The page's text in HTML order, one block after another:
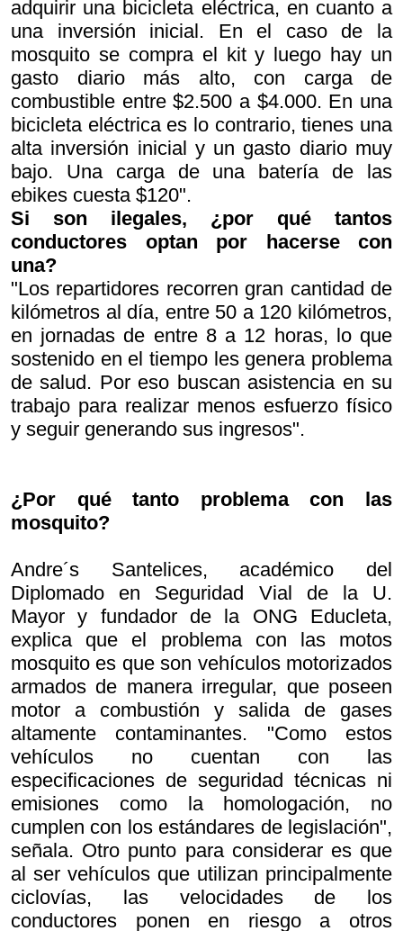
adquirir una bicicleta eléctrica, en cuanto a
una inversión inicial. En el caso de la
mosquito se compra el kit y luego hay un
gasto diario más alto, con carga de
combustible entre $2.500 a $4.000. En una
bicicleta eléctrica es lo contrario, tienes una
alta inversión inicial y un gasto diario muy
bajo. Una carga de una batería de las
ebikes cuesta $120".
Si son ilegales, ¿por qué tantos
conductores optan por hacerse con
una?
"Los repartidores recorren gran cantidad de
kilómetros al día, entre 50 a 120 kilómetros,
en jornadas de entre 8 a 12 horas, lo que
sostenido en el tiempo les genera problema
de salud. Por eso buscan asistencia en su
trabajo para realizar menos esfuerzo físico
y seguir generando sus ingresos".
¿Por qué tanto problema con las
mosquito?
Andre´s Santelices, académico del
Diplomado en Seguridad Vial de la U.
Mayor y fundador de la ONG Educleta,
explica que el problema con las motos
mosquito es que son vehículos motorizados
armados de manera irregular, que poseen
motor a combustión y salida de gases
altamente contaminantes. "Como estos
vehículos no cuentan con las
especificaciones de seguridad técnicas ni
emisiones como la homologación, no
cumplen con los estándares de legislación",
señala. Otro punto para considerar es que
al ser vehículos que utilizan principalmente
ciclovías, las velocidades de los
conductores ponen en riesgo a otros